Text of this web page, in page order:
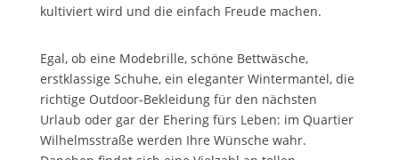
kultiviert wird und die einfach Freude machen.
Egal, ob eine Modebrille, schöne Bettwäsche,
erstklassige Schuhe, ein eleganter Wintermantel, die
richtige Outdoor-Bekleidung für den nächsten
Urlaub oder gar der Ehering fürs Leben: im Quartier
Wilhelmsstraße werden Ihre Wünsche wahr.